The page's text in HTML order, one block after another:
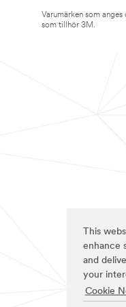
This
enhance
and
your
Cookie
Varumärken som anges
som tillhör 3M.